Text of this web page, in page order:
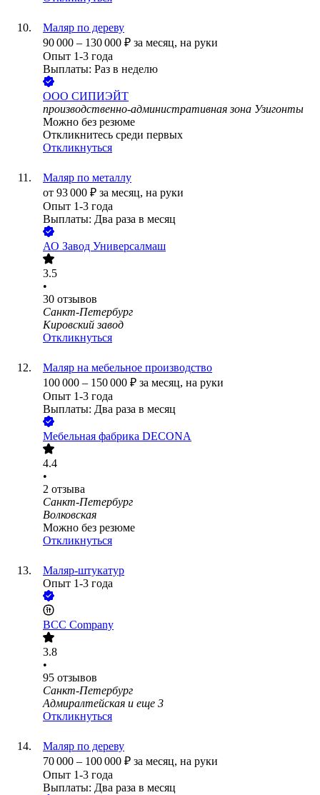
Маляр по дереву
90 000 – 130 000 ₽ за месяц, на руки
Опыт 1-3 года
Выплаты: Раз в неделю
ООО СИПИЭЙТ
производственно-административная зона Узигонты
Можно без резюме
Откликнитесь среди первых
Откликнуться
Маляр по металлу
от 93 000 ₽ за месяц, на руки
Опыт 1-3 года
Выплаты: Два раза в месяц
АО Завод Универсалмаш
3.5
•
30 отзывов
Санкт-Петербург
Кировский завод
Откликнуться
Маляр на мебельное производство
100 000 – 150 000 ₽ за месяц, на руки
Опыт 1-3 года
Выплаты: Два раза в месяц
Мебельная фабрика DECONA
4.4
•
2 отзыва
Санкт-Петербург
Волковская
Можно без резюме
Откликнуться
Маляр-штукатур
Опыт 1-3 года
BCC Company
3.8
•
95 отзывов
Санкт-Петербург
Адмиралтейская и еще 3
Откликнуться
Маляр по дереву
70 000 – 100 000 ₽ за месяц, на руки
Опыт 1-3 года
Выплаты: Два раза в месяц